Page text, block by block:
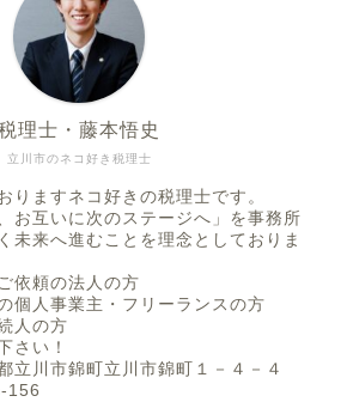
立川市のネコ好き税理士
理士・藤本悟史
りますネコ好きの税理士です。
お互いに次のステージへ」を事務所
未来へ進むことを理念としておりま
依頼の法人の方
個人事業主・フリーランスの方
人の方
さい！
立川市錦町立川市錦町１－４－４
156